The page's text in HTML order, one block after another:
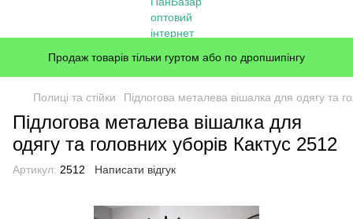
Продаж товарів тільки гуртом або по дропшипінгу
Полиці та стійки Підлогова металева вішалка для одягу та
Підлогова металева вішалка для
одягу та головних уборів Кактус 2512
Артикул: 2512 Написати відгук